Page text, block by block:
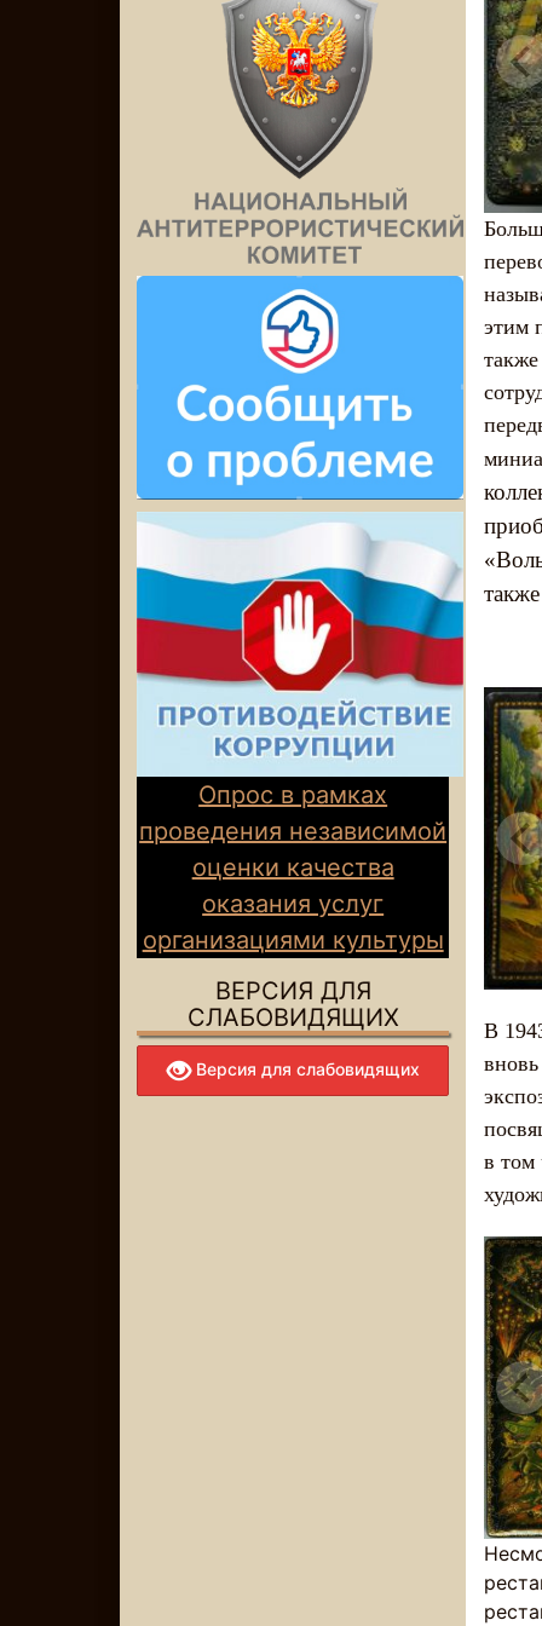
Опрос в рамках
проведения независимой
оценки качества
оказания услуг
организациями культуры
ВЕРСИЯ ДЛЯ
СЛАБОВИДЯЩИХ
Версия для слабовидящих
этим
В
в том